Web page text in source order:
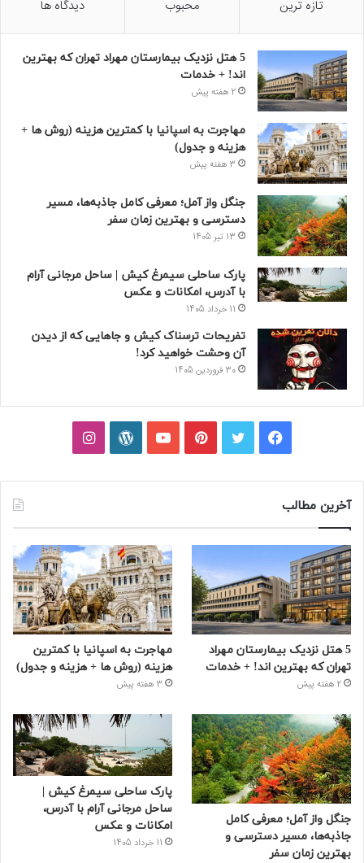
تازه ترین محبوب دیدگاه ها
5 هتل نزدیک بیمارستان مهراد تهران که بهترین‌
اند! + خدمات
2 هفته پیش
مهاجرت به اسپانیا با کمترین هزینه (روش ها +
هزینه و جدول)
3 هفته پیش
جنگل واز آمل؛ معرفی کامل جاذبه‌ها، مسیر
دسترسی و بهترین زمان سفر
13 تیر 1405
پارک ساحلی سیمرغ کیش | ساحل مرجانی آرام
با آدرس، امکانات و عکس
11 خرداد 1405
تفریحات ترسناک کیش و جاهایی که از دیدن
آن وحشت خواهید کرد!
30 فروردین 1405
فیسبوکتوییترپینتریستیوتیوبوردپرساینستاگرام
آخرین مطالب
5 هتل نزدیک بیمارستان مهراد
تهران که بهترین‌ اند! + خدمات
2 هفته پیش
مهاجرت به اسپانیا با کمترین
هزینه (روش ها + هزینه و جدول)
3 هفته پیش
جنگل واز آمل؛ معرفی کامل
جاذبه‌ها، مسیر دسترسی و
بهترین زمان سفر
پارک ساحلی سیمرغ کیش |
ساحل مرجانی آرام با آدرس،
امکانات و عکس
11 خرداد 1405